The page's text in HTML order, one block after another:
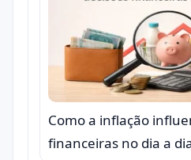
Como a inflação
financeiras no dia a